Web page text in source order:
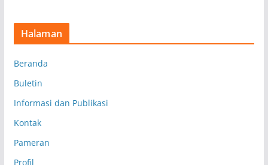
Halaman
Beranda
Buletin
Informasi dan Publikasi
Kontak
Pameran
Profil